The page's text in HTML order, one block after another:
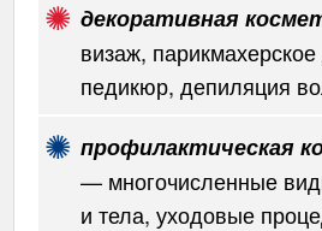
декоративная
визаж,
педикюр, депиляция
профилактическая
— многочисленные
и тела, уходовые